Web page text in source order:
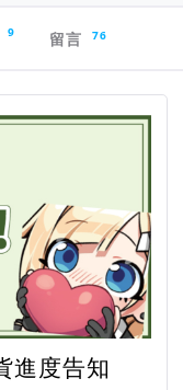
9 留言 76
度告知